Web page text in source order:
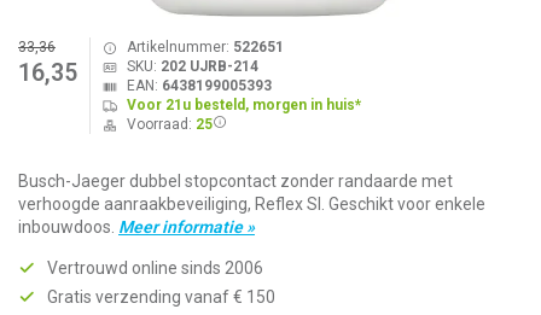
33,36
16,35
Artikelnummer: 522651
SKU: 202 UJRB-214
EAN: 6438199005393
Voor 21u besteld, morgen in huis*
Voorraad: 25
Busch-Jaeger dubbel stopcontact zonder randaarde met
verhoogde aanraakbeveiliging, Reflex SI. Geschikt voor enkele
inbouwdoos. Meer informatie »
Vertrouwd online sinds 2006
Gratis verzending vanaf € 150